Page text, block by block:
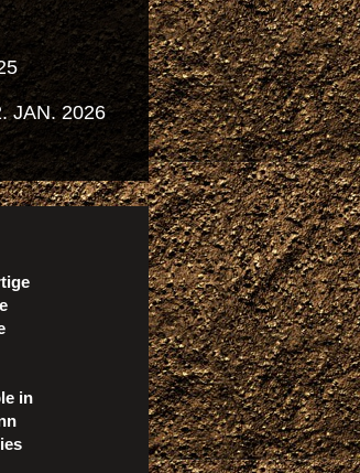
JAN. 2026
in